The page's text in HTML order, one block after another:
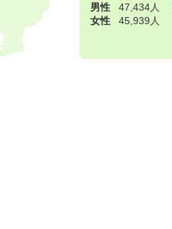
男性
47,434人
女性
45,939人